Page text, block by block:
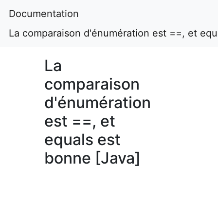
Documentation
La comparaison d'énumération est ==, et
La
comparaison
d'énumération
est ==, et
equals est
bonne [Java]